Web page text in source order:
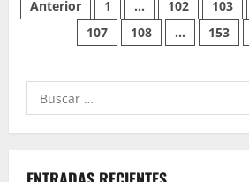
educación:
Fundación
Chile
su
con
en
Nueva
Paginación
entradas
Anterior 1 … 102 103
107
108 … 153
Buscar
por: